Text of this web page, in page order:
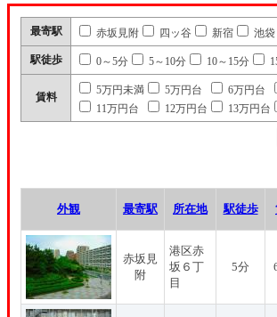
最寄駅 赤坂見附 四ッ谷 新宿 池袋
駅徒歩 0～5分 5～10分 10～15分
賃料
5万円未満 5万円台 6万円台
11万円台
12万円台 13万円台
外観 最寄駅 所在地 駅徒歩
赤坂見
附
港区赤
坂６丁
目
5分